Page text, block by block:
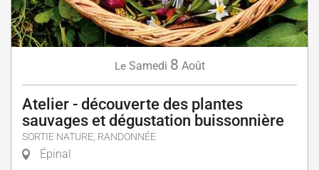
Le Samedi 8 Août
Atelier - découverte des plantes
sauvages et dégustation buissonnière
SORTIE NATURE, RANDONNÉE
Épinal